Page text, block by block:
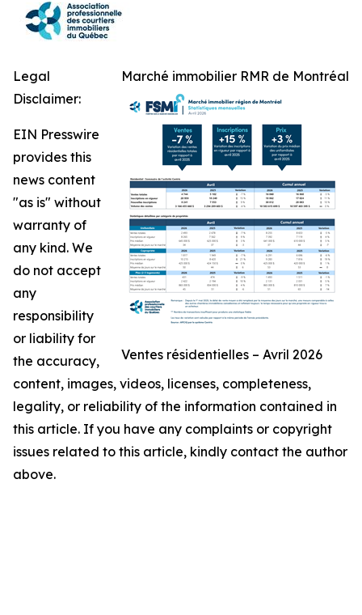
Marché immobilier RMR de Montréal
Ventes résidentielles – Avril 2026
Legal
Disclaimer:
EIN Presswire
provides this
news content
"as is" without
warranty of
any kind. We
do not accept
any
responsibility
or liability for
the accuracy,
content, images, videos, licenses, completeness,
legality, or reliability of the information contained in
this article. If you have any complaints or copyright
issues related to this article, kindly contact the author
above.